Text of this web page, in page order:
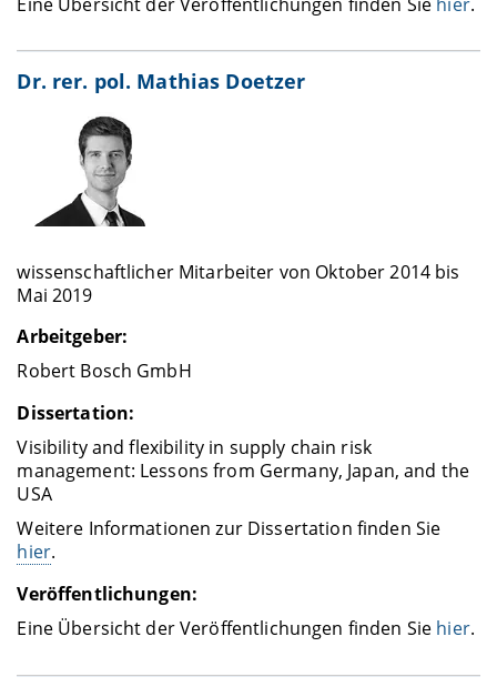
Dr. rer. pol. Mathias Doetzer
wissenschaftlicher Mitarbeiter von Oktober 2014 bis
Mai 2019
Arbeitgeber:
Robert Bosch GmbH
Dissertation:
Visibility and flexibility in supply chain risk
management: Lessons from Germany, Japan, and the
USA
Weitere Informationen zur Dissertation finden Sie
hier.
Veröffentlichungen:
Eine Übersicht der Veröffentlichungen finden Sie hier.